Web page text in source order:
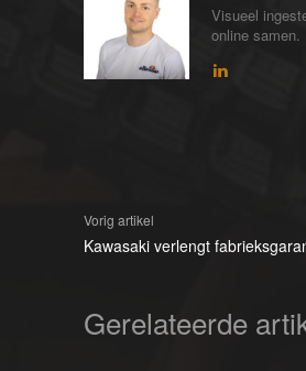
Visueel
online samen.
Vorig artikel
Kawasaki verlengt
Gerelateerde